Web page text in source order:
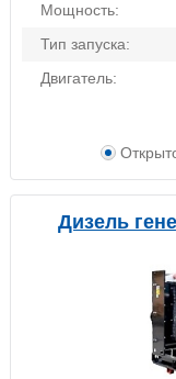
Мощность:
Тип запуска:
Двигатель:
Дизель